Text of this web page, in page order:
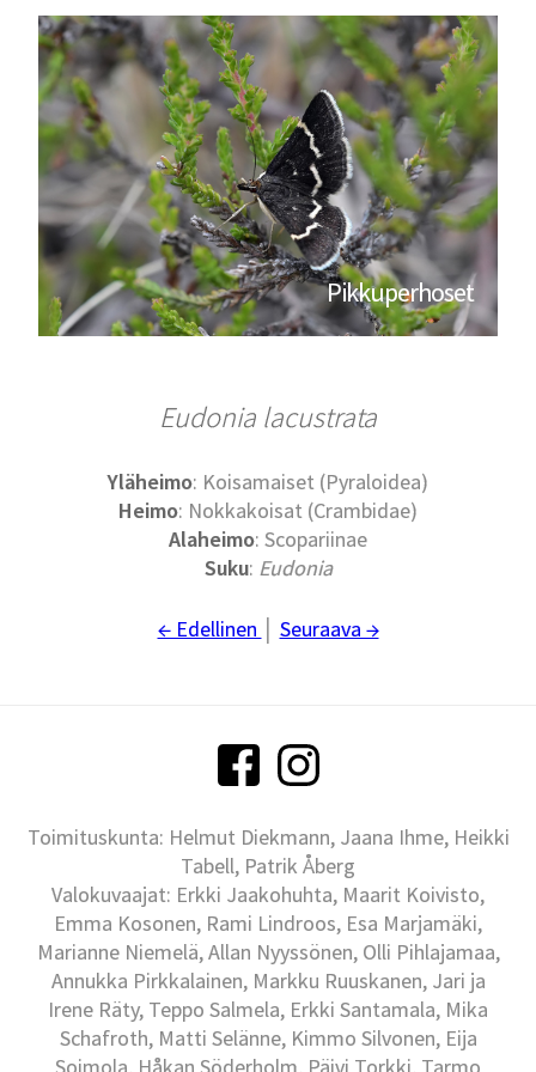
Pikkuperhoset
Eudonia lacustrata
Yläheimo: Koisamaiset (Pyraloidea)
Heimo: Nokkakoisat (Crambidae)
Alaheimo: Scopariinae
Suku: Eudonia
← Edellinen Seuraava →
Toimituskunta: Helmut Diekmann, Jaana Ihme, Heikki
Tabell, Patrik Åberg
Valokuvaajat: Erkki Jaakohuhta, Maarit Koivisto,
Emma Kosonen, Rami Lindroos, Esa Marjamäki,
Marianne Niemelä, Allan Nyyssönen, Olli Pihlajamaa,
Annukka Pirkkalainen, Markku Ruuskanen, Jari ja
Irene Räty, Teppo Salmela, Erkki Santamala, Mika
Schafroth, Matti Selänne, Kimmo Silvonen, Eija